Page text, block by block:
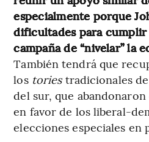
especialmente porque
dificultades para cumplir
campaña de “nivelar” la
También tendrá que
los tories tradicionales
del sur, que
en favor de los liberal-
elecciones especiales en